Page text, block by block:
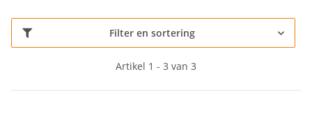
Filter en sortering
Artikel 1 - 3 van 3